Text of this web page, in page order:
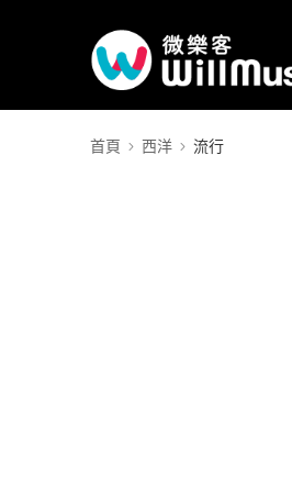
首頁 西洋 流行